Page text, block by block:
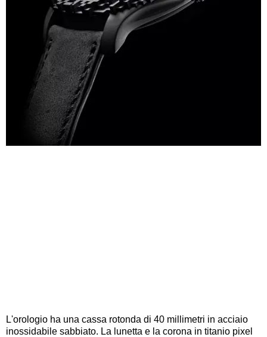
L'orologio ha una cassa rotonda di 40 millimetri in acciaio
inossidabile sabbiato. La lunetta e la corona in titanio pixel